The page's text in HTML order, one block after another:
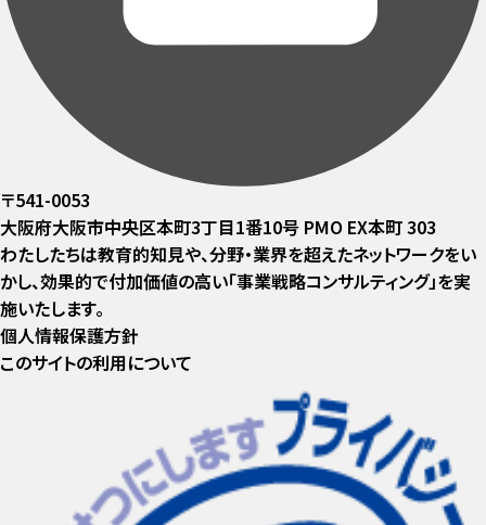
〒541-0053
大阪府大阪市中央区本町3丁目1番10号 PMO EX本町 303
わたしたちは教育的知見や、分野・業界を超えたネットワークをい
かし、効果的で付加価値の高い「事業戦略コンサルティング」を実
施いたします。
個人情報保護方針
このサイトの利用について